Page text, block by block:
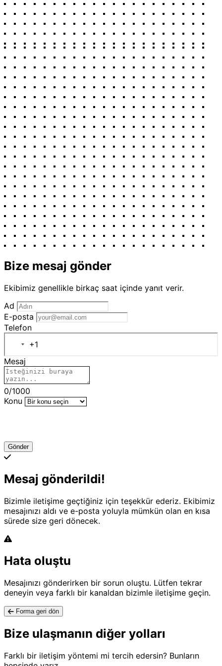
Bize mesaj gönder
Ekibimiz genellikle birkaç saat içinde yanıt verir.
Ad
E-posta
Telefon
+1
Mesaj
0/1000
Konu
Gönder
Mesaj gönderildi!
Bizimle iletişime geçtiğiniz için teşekkür ederiz. Ekibimiz
mesajınızı aldı ve e-posta yoluyla mümkün olan en kısa
sürede size geri dönecek.
Hata oluştu
Mesajınızı gönderirken bir sorun oluştu. Lütfen tekrar
deneyin veya farklı bir kanaldan bizimle iletişime geçin.
Forma geri dön
Bize ulaşmanın diğer yolları
Farklı bir iletişim yöntemi mi tercih edersin? Bunların